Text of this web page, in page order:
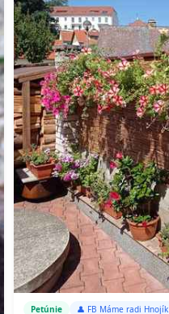
Petúnie 👤 FB Máme radi Hnojík